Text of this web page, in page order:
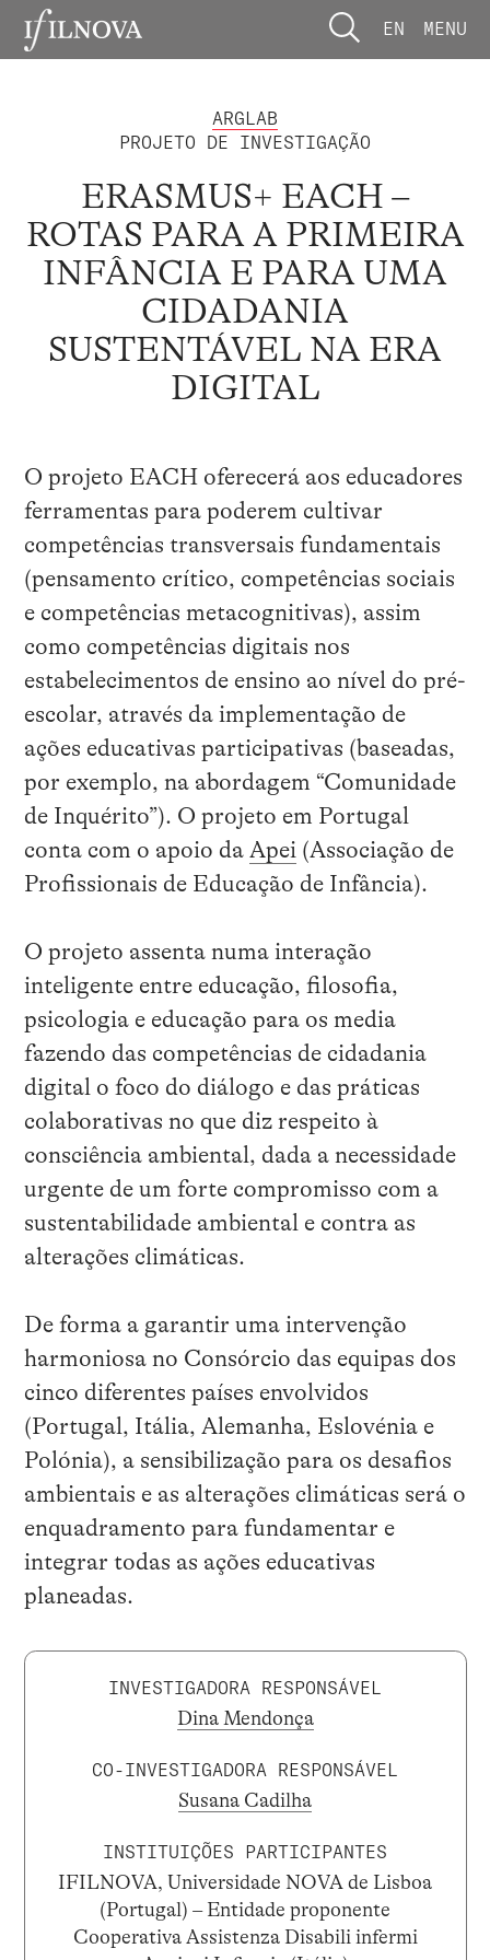
EN MENU
ARGLAB
PROJETO DE INVESTIGAÇÃO
ERASMUS+ EACH –
ROTAS PARA A PRIMEIRA
INFÂNCIA E PARA UMA
CIDADANIA
SUSTENTÁVEL NA ERA
DIGITAL
O projeto EACH oferecerá aos educadores
ferramentas para poderem cultivar
competências transversais fundamentais
(pensamento crítico, competências sociais
e competências metacognitivas), assim
como competências digitais nos
estabelecimentos de ensino ao nível do pré-
escolar, através da implementação de
ações educativas participativas (baseadas,
por exemplo, na abordagem “Comunidade
de Inquérito”). O projeto em Portugal
conta com o apoio da Apei (Associação de
Profissionais de Educação de Infância).
O projeto assenta numainteração
inteligente entre educação, filosofia,
psicologia e educação para os media
fazendo das competências de cidadania
digital o foco do diálogo e das práticas
colaborativas no que diz respeito à
consciência ambiental, dada a necessidade
urgente de um forte compromisso com a
sustentabilidade ambiental e contra as
alterações climáticas.
De forma a garantir uma intervenção
harmoniosa no Consórcio das equipas dos
cinco diferentes países envolvidos
(Portugal, Itália, Alemanha, Eslovénia e
Polónia), a sensibilização para os desafios
ambientais e as alterações climáticas será o
enquadramento para fundamentar e
integrar todas as ações educativas
planeadas.
INVESTIGADORA RESPONSÁVEL
Dina Mendonça
CO-INVESTIGADORA RESPONSÁVEL
Susana Cadilha
INSTITUIÇÕES PARTICIPANTES
IFILNOVA, Universidade NOVA de Lisboa
(Portugal) – Entidade proponente
Cooperativa Assistenza Disabili infermi